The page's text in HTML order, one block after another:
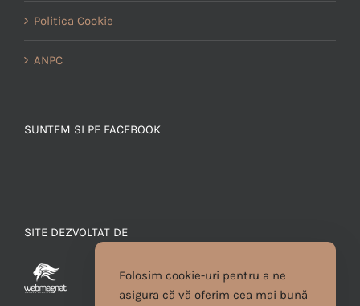
Politica Cookie
ANPC
SUNTEM SI PE FACEBOOK
SITE DEZVOLTAT DE
Folosim cookie-uri pentru a ne
asigura că vă oferim cea mai bună